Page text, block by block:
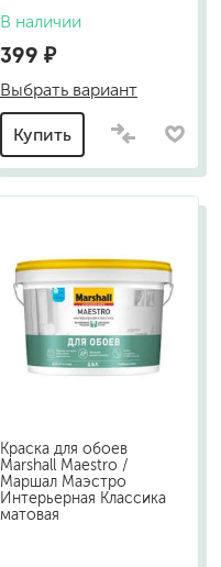
В наличии
399 ₽
Выбрать вариант
Купить
Краска для обоев
Marshall Maestro /
Маршал Маэстро
Интерьерная Классика
матовая